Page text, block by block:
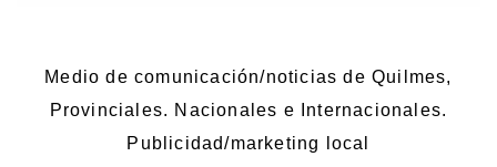
Medio de comunicación/noticias de Quilmes,
Provinciales. Nacionales e Internacionales.
Publicidad/marketing local